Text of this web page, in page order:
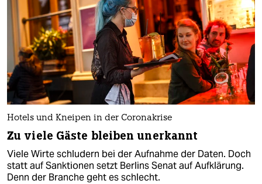
Hotels und Kneipen in der Coronakrise
Zu viele Gäste bleiben unerkannt
Viele Wirte schludern bei der Aufnahme der Daten. Doch
statt auf Sanktionen setzt Berlins Senat auf Aufklärung.
Denn der Branche geht es schlecht.